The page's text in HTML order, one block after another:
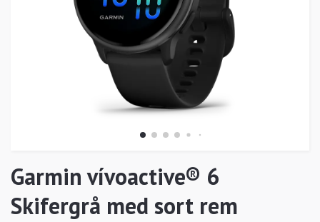
Garmin vívoactive® 6
Skifergrå med sort rem